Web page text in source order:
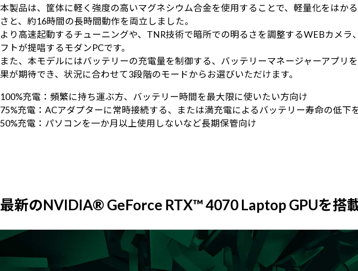
本製品は、筐体に軽く強度の高いマグネシウム合金を使用することで、軽量化をはか
さと、約16時間の長時間動作を両立しました。
より高速起動するチューニングや、TNR技術で暗所での明るさを調整するWEBカメ
フトが提唱するモダンPCです。
また、本モデルにはバッテリーの充電量を制御する、バッテリーマネージャーアプ
果が期待でき、状況に合わせて3段階のモードからお選びいただけます。
100%充電：頻繁に持ち運ぶ方、バッテリー時間を最大限に使いたい方向け
75%充電：ACアダプターに常時接続する、または満充電によるバッテリー寿命の低下
50%充電：パソコンを一か月以上使用しないなど長期保管向け
最新のNVIDIA® GeForce RTX™ 4070 Laptop GPUを搭